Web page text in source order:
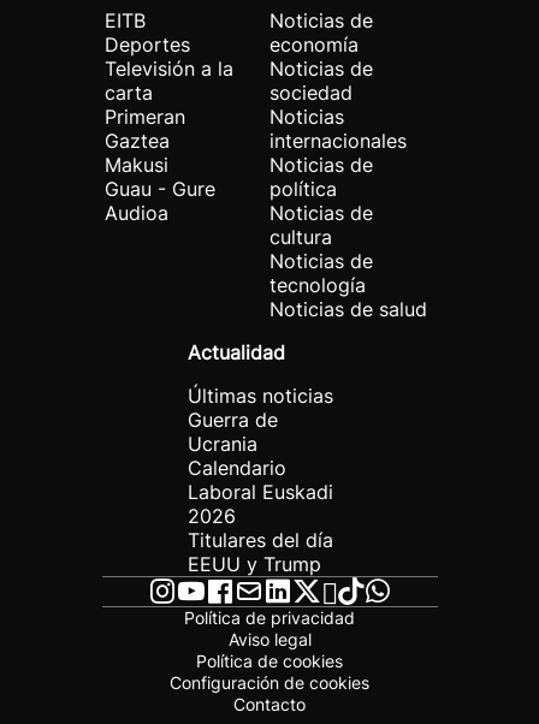
EITB
Deportes
Televisión a la
carta
Primeran
Gaztea
Makusi
Guau - Gure
Audioa
Noticias de
economía
Noticias de
sociedad
Noticias
internacionales
Noticias de
política
Noticias de
cultura
Noticias de
tecnología
Noticias de salud
Actualidad
Últimas noticias
Guerra de
Ucrania
Calendario
Laboral Euskadi
2026
Titulares del día
EEUU y Trump
Política de privacidad
Aviso legal
Política de cookies
Configuración de cookies
Contacto